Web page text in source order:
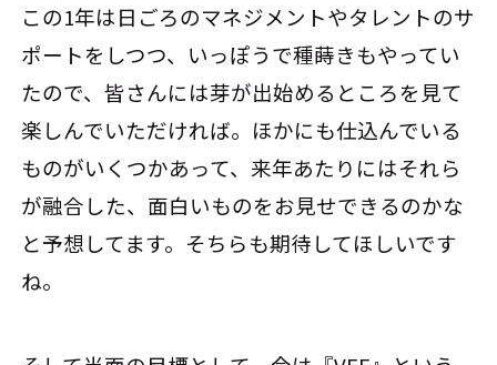
この1年は日ごろのマネジメントやタレントのサ
ポートをしつつ、いっぽうで種蒔きもやってい
たので、皆さんには芽が出始めるところを見て
楽しんでいただければ。ほかにも仕込んでいる
ものがいくつかあって、来年あたりにはそれら
が融合した、面白いものをお見せできるのかな
と予想してます。そちらも期待してほしいです
ね。